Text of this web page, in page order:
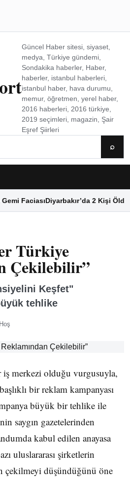
Güncel Haber sitesi, siyaset,
medya, Türkiye gündemi,
Sondakika haberler, Haber,
haberler, istanbul haberleri,
istanbul haber, hava durumu,
memur, öğretmen, yerel haber,
2016 haberleri, 2016 türkiye,
2019 seçimleri, magazin, Şair
Eşref Şiirleri
⌕
FaciasıDiyarbakır’da 2 Kişi Öldü
Türkiye
Çekilebilir”
Keşfet"
tehlike
merkezi olduğu vurgusuyla,
bir reklam kampanyası
büyük bir tehlike ile
saygın gazetelerinden
kabul edilen anayasa
uluslararası şirketlerin
çekilmeyi düşündüğünü öne